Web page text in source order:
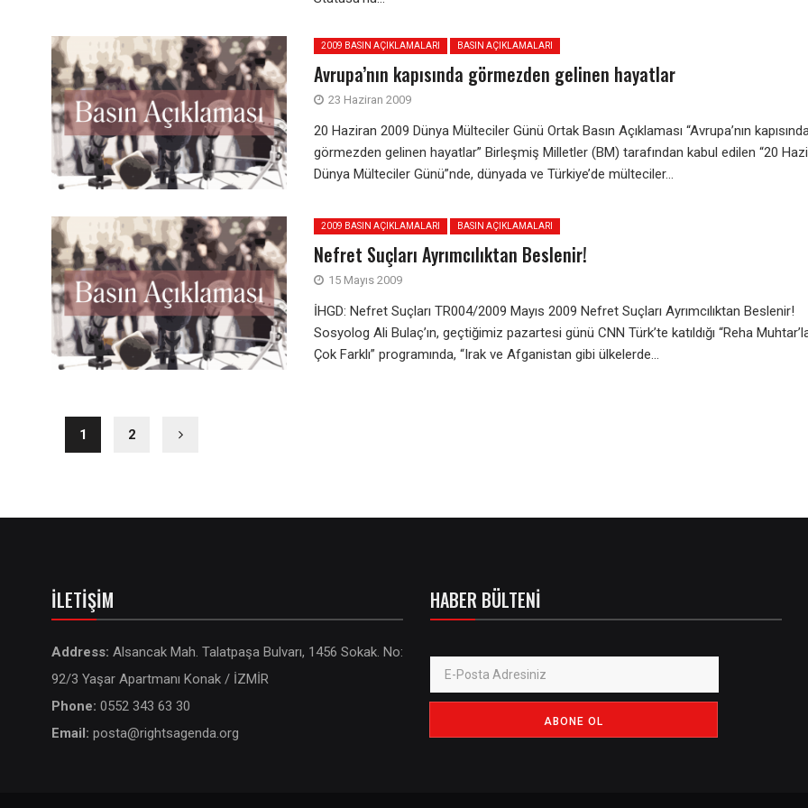
2009 BASIN AÇIKLAMALARI BASIN AÇIKLAMALARI
Avrupa’nın kapısında görmezden gelinen hayatlar
23 Haziran 2009
20 Haziran 2009 Dünya Mülteciler Günü Ortak Basın Açıklaması “Avrupa’nın
görmezden gelinen hayatlar” Birleşmiş Milletler (BM) tarafından kabul edilen “20
Dünya Mülteciler Günü”nde, dünyada ve Türkiye’de mülteciler...
2009 BASIN AÇIKLAMALARI BASIN AÇIKLAMALARI
Nefret Suçları Ayrımcılıktan Beslenir!
15 Mayıs 2009
İHGD: Nefret Suçları TR004/2009 Mayıs 2009 Nefret Suçları Ayrımcılıktan Beslenir!
Sosyolog Ali Bulaç’ın, geçtiğimiz pazartesi günü CNN Türk’te katıldığı “Reha
Çok Farklı” programında, “Irak ve Afganistan gibi ülkelerde...
1 2
İLETIŞIM
Address: Alsancak Mah. Talatpaşa Bulvarı, 1456 Sokak. No:
92/3 Yaşar Apartmanı Konak / İZMİR
Phone: 0552 343 63 30
Email: posta@rightsagenda.org
HABER BÜLTENI